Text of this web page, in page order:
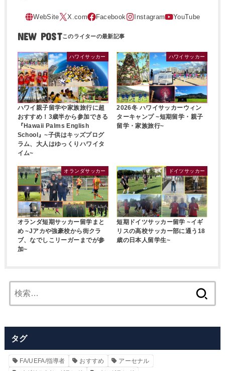
NEW POST
ハワイサッカー
ハワイ親子留学や家族旅行に超
おすすめ！3歳半から参加できる
『Hawaii Palms English
School』~子供はキッズプログ
ラム、大人はゆっくりハワイタ
イム~
ハワイサッカー
2026冬 ハワイサッカーウィン
ターキャンプ ~短期留学・親子
留学・家族旅行~
オランダサッカー
オランダ短期サッカー留学まと
め ~Jアカや強豪校から街クラ
ブ、なでしこリーガーまでが参
加~
ドイツサッカー
短期ドイツサッカー留学 ~イギ
リスの高校サッカー部に通う18
歳の日本人留学生~
索:
タグ
FA/UEFA/指導者 おすすめ
アーセナル